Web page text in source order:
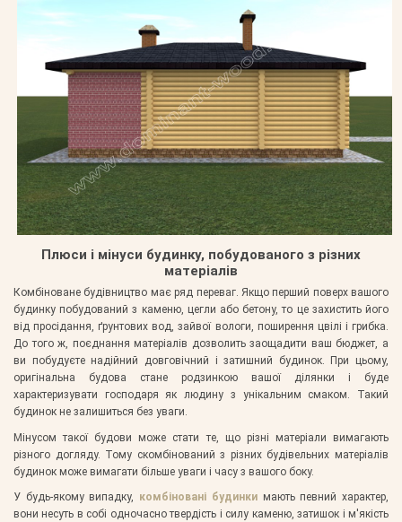
Плюси і мінуси будинку, побудованого з різних
матеріалів
Комбіноване будівництво має ряд переваг. Якщо перший поверх вашого
будинку побудований з каменю, цегли або бетону, то це захистить його
від просідання, ґрунтових вод, зайвої вологи, поширення цвілі і грибка.
До того ж, поєднання матеріалів дозволить заощадити ваш бюджет, а
ви побудуєте надійний довговічний і затишний будинок. При цьому,
оригінальна будова стане родзинкою вашої ділянки і буде
характеризувати господаря як людину з унікальним смаком. Такий
будинок не залишиться без уваги.
Мінусом такої будови може стати те, що різні матеріали вимагають
різного догляду. Тому скомбінований з різних будівельних матеріалів
будинок може вимагати більше уваги і часу з вашого боку.
У будь-якому випадку, комбіновані будинкимають певний характер,
вони несуть в собі одночасно твердість і силу каменю, затишок і м'якість